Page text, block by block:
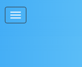
Toggle navigation